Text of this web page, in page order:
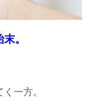
。
一方。